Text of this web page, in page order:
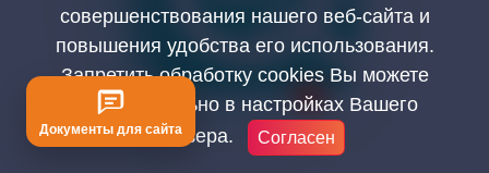
Документы для сайта
совершенствования нашего веб-сайта и
повышения удобства его использования.
Запретить обработку cookies Вы можете
самостоятельно в настройках Вашего
браузера.
Согласен